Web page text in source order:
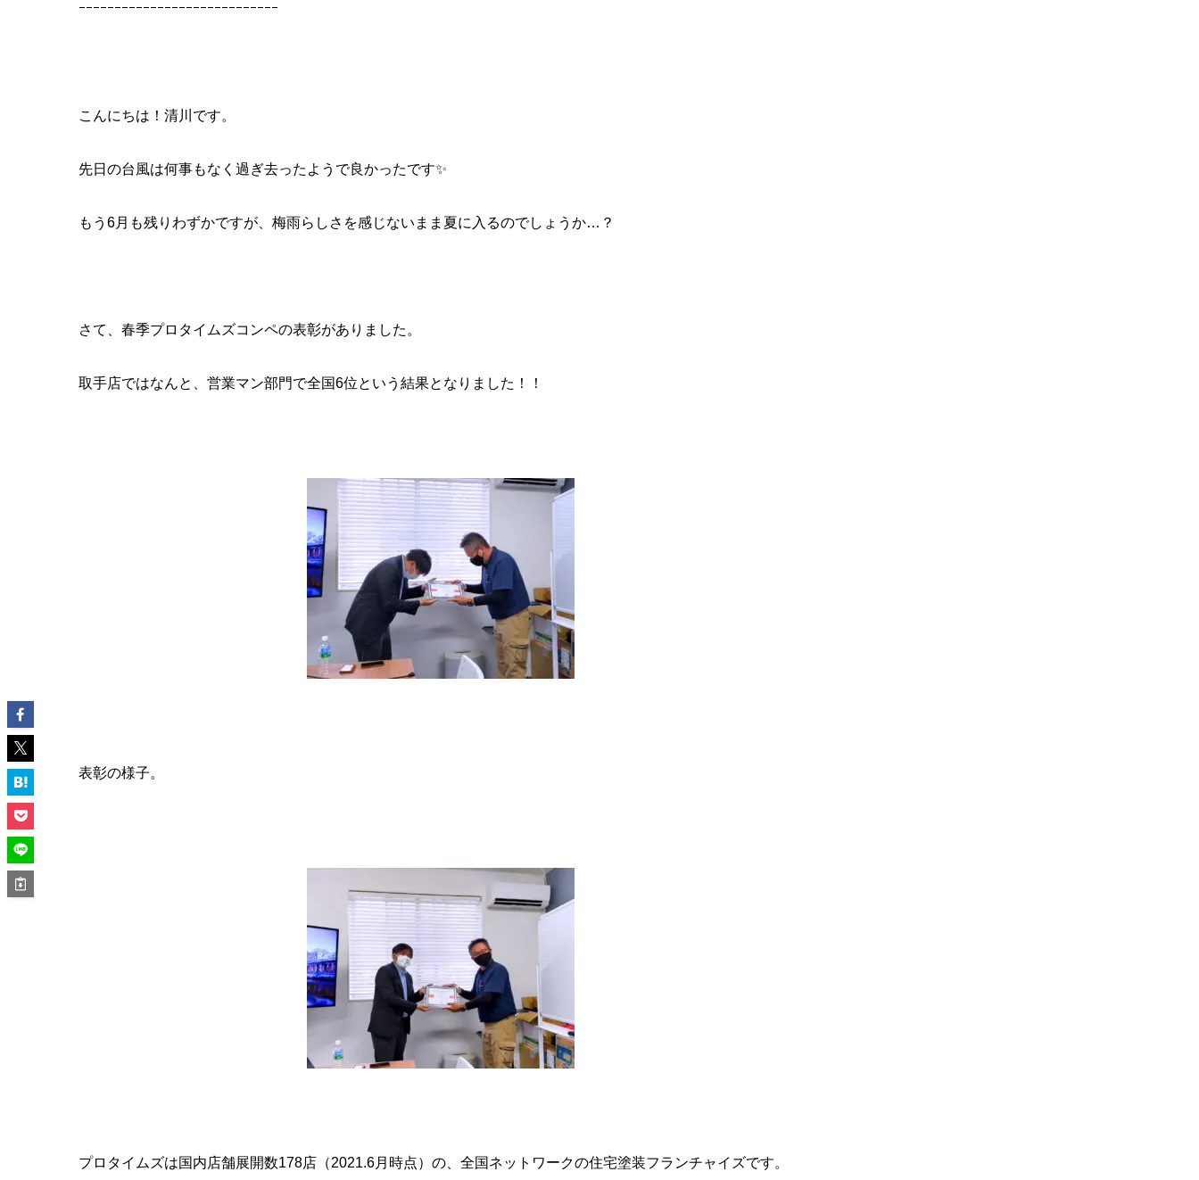
ｰｰｰｰｰｰｰｰｰｰｰｰｰｰｰｰｰｰｰｰｰｰｰｰｰｰｰｰ
こんにちは！清川です。
先日の台風は何事もなく過ぎ去ったようで良かったです✨
もう6月も残りわずかですが、梅雨らしさを感じないまま夏に入るのでしょうか…？
さて、春季プロタイムズコンペの表彰がありました。
取手店ではなんと、営業マン部門で全国6位という結果となりました！！
表彰の様子。
プロタイムズは国内店舗展開数178店（2021.6月時点）の、全国ネットワークの住宅塗装フランチャイズです。